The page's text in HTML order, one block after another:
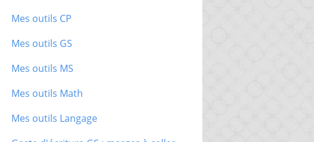
Mes outils CP
Mes outils GS
Mes outils MS
Mes outils Math
Mes outils Langage